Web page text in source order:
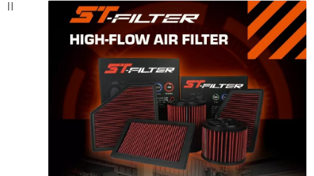
Il